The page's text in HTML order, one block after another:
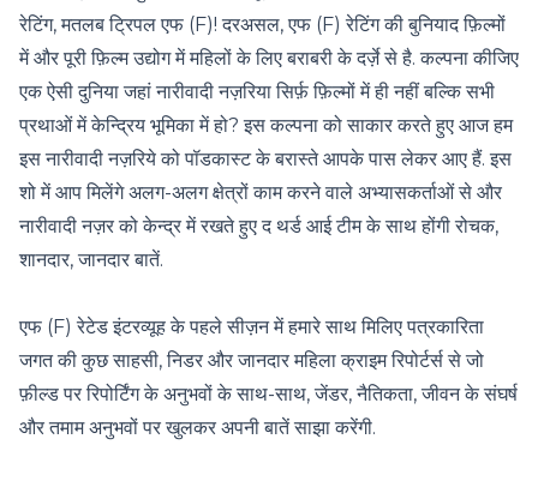
रेटिंग, मतलब ट्रिपल एफ (F)! दरअसल, एफ (F) रेटिंग की बुनियाद फ़िल्मों
में और पूरी फ़िल्म उद्योग में महिलों के लिए बराबरी के दर्ज़े से है. कल्पना कीजिए
एक ऐसी दुनिया जहां नारीवादी नज़रिया सिर्फ़ फ़िल्मों में ही नहीं बल्कि सभी
प्रथाओं में केन्द्रिय भूमिका में हो? इस कल्पना को साकार करते हुए आज हम
इस नारीवादी नज़रिये को पॉडकास्ट के बरास्ते आपके पास लेकर आए हैं. इस
शो में आप मिलेंगे अलग-अलग क्षेत्रों काम करने वाले अभ्यासकर्ताओं से और
नारीवादी नज़र को केन्द्र में रखते हुए द थर्ड आई टीम के साथ होंगी रोचक,
शानदार, जानदार बातें.
एफ (F) रेटेड इंटरव्यूह के पहले सीज़न में हमारे साथ मिलिए पत्रकारिता
जगत की कुछ साहसी, निडर और जानदार महिला क्राइम रिपोर्टर्स से जो
फ़ील्ड पर रिपोर्टिंग के अनुभवों के साथ-साथ, जेंडर, नैतिकता, जीवन के संघर्ष
और तमाम अनुभवों पर खुलकर अपनी बातें साझा करेंगी.